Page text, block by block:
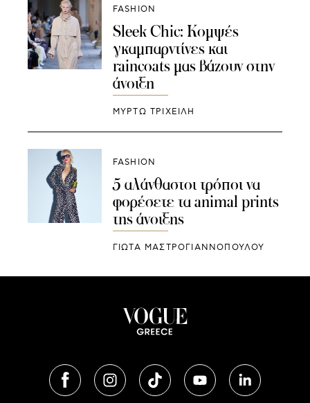
FASHION
Sleek Chic: Κομψές
γκαμπαρντίνες και
raincoats μας βάζουν στην
άνοιξη
ΜΥΡΤΩ ΤΡΙΧΕΙΛΗ
FASHION
5 αλάνθαστοι τρόποι να
φορέσετε τα animal prints
της άνοιξης
ΓΙΩΤΑ ΜΑΣΤΡΟΓΙΑΝΝΟΠΟΥΛΟΥ